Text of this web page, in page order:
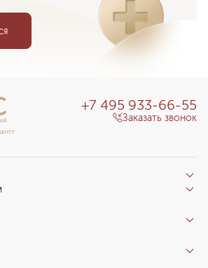
+7 495 933-66-55
Заказать звонок